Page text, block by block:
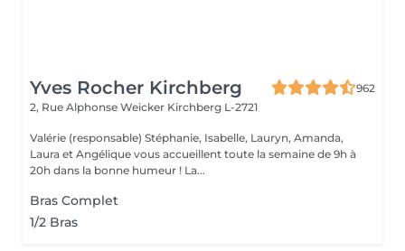
Yves Rocher Kirchberg
962
2, Rue Alphonse Weicker Kirchberg L-2721
Valérie (responsable) Stéphanie, Isabelle, Lauryn, Amanda,
Laura et Angélique vous accueillent toute la semaine de 9h à
20h dans la bonne humeur ! La...
Bras Complet
1/2 Bras